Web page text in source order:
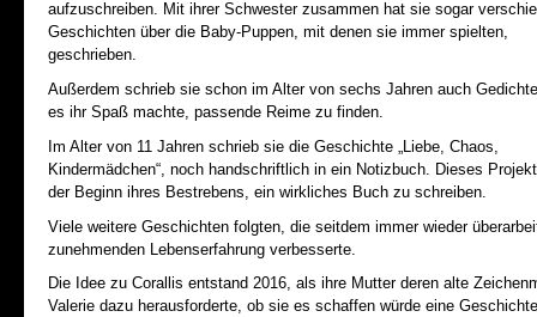
aufzuschreiben. Mit ihrer Schwester zusammen hat sie sogar
Geschichten über die Baby-Puppen, mit denen sie immer spielten,
geschrieben.
Außerdem schrieb sie schon im Alter von sechs Jahren auch
es ihr Spaß machte, passende Reime zu finden.
Im Alter von 11 Jahren schrieb sie die Geschichte „Liebe, Chaos,
Kindermädchen“, noch handschriftlich in ein Notizbuch. Dieses
der Beginn ihres Bestrebens, ein wirkliches Buch zu schreiben.
Viele weitere Geschichten folgten, die seitdem immer wieder
zunehmenden Lebenserfahrung verbesserte.
Die Idee zu Corallis entstand 2016, als ihre Mutter deren alte
Valerie dazu herausforderte, ob sie es schaffen würde eine